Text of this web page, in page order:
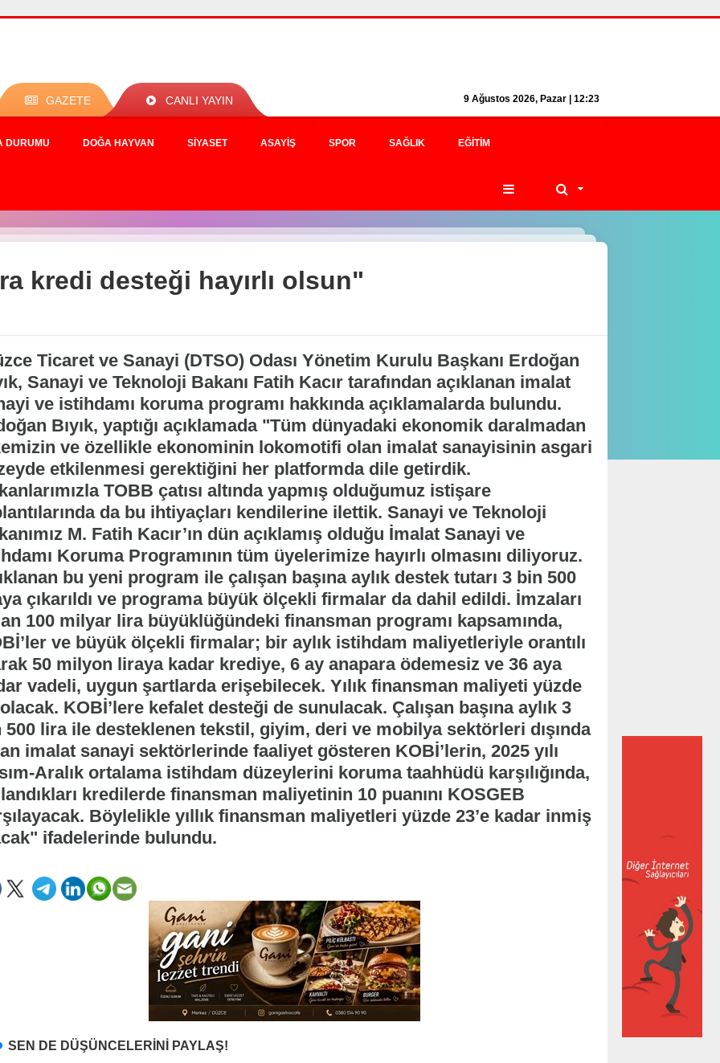
GAZETE CANLI YAYIN 9 Ağustos 2026, Pazar | 12:23
DURUMU DOĞA HAYVAN SIYASET ASAYIŞ SPOR SAĞLIK EĞITIM
kredi desteği hayırlı olsun"
Ticaret ve Sanayi (DTSO) Odası Yönetim Kurulu Başkanı Erdoğan
Sanayi ve Teknoloji Bakanı Fatih Kacır tarafından açıklanan imalat
ve istihdamı koruma programı hakkında açıklamalarda bulundu.
Bıyık, yaptığı açıklamada "Tüm dünyadaki ekonomik daralmadan
ve özellikle ekonominin lokomotifi olan imalat sanayisinin asgari
etkilenmesi gerektiğini her platformda dile getirdik.
TOBB çatısı altında yapmış olduğumuz istişare
da bu ihtiyaçları kendilerine ilettik. Sanayi ve Teknoloji
M. Fatih Kacır’ın dün açıklamış olduğu İmalat Sanayi ve
Koruma Programının tüm üyelerimize hayırlı olmasını diliyoruz.
bu yeni program ile çalışan başına aylık destek tutarı 3 bin 500
çıkarıldı ve programa büyük ölçekli firmalar da dahil edildi. İmzaları
100 milyar lira büyüklüğündeki finansman programı kapsamında,
ve büyük ölçekli firmalar; bir aylık istihdam maliyetleriyle orantılı
50 milyon liraya kadar krediye, 6 ay anapara ödemesiz ve 36 aya
vadeli, uygun şartlarda erişebilecek. Yılık finansman maliyeti yüzde
KOBİ’lere kefalet desteği de sunulacak. Çalışan başına aylık 3
500 lira ile desteklenen tekstil, giyim, deri ve mobilya sektörleri dışında
imalat sanayi sektörlerinde faaliyet gösteren KOBİ’lerin, 2025 yılı
Aralık ortalama istihdam düzeylerini koruma taahhüdü karşılığında,
kredilerde finansman maliyetinin 10 puanını KOSGEB
Böylelikle yıllık finansman maliyetleri yüzde 23’e kadar inmiş
ifadelerinde bulundu.
SEN DE DÜŞÜNCELERİNİ PAYLAŞ!